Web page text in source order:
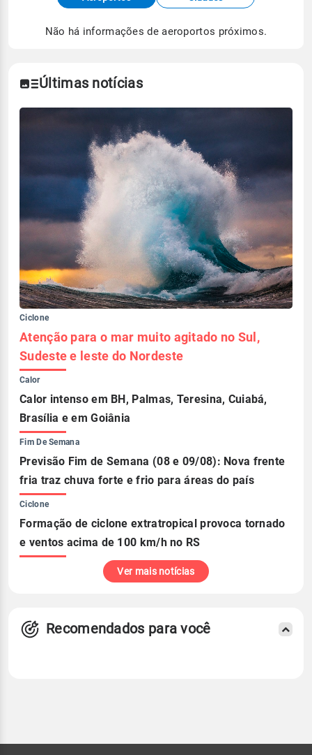
meteorológicas e satélite do Centro de Previsão
de Tempo e Estudos Climáticos (CPTEC).
Não há informações de aeroportos próximos.
Últimas notícias
Ciclone
Atenção para o mar muito agitado no Sul,
Sudeste e leste do Nordeste
Calor
Calor intenso em BH, Palmas, Teresina, Cuiabá,
Brasília e em Goiânia
Fim De Semana
Previsão Fim de Semana (08 e 09/08): Nova frente
fria traz chuva forte e frio para áreas do país
Ciclone
Formação de ciclone extratropical provoca tornado
e ventos acima de 100 km/h no RS
Ver mais notícias
Recomendados para você